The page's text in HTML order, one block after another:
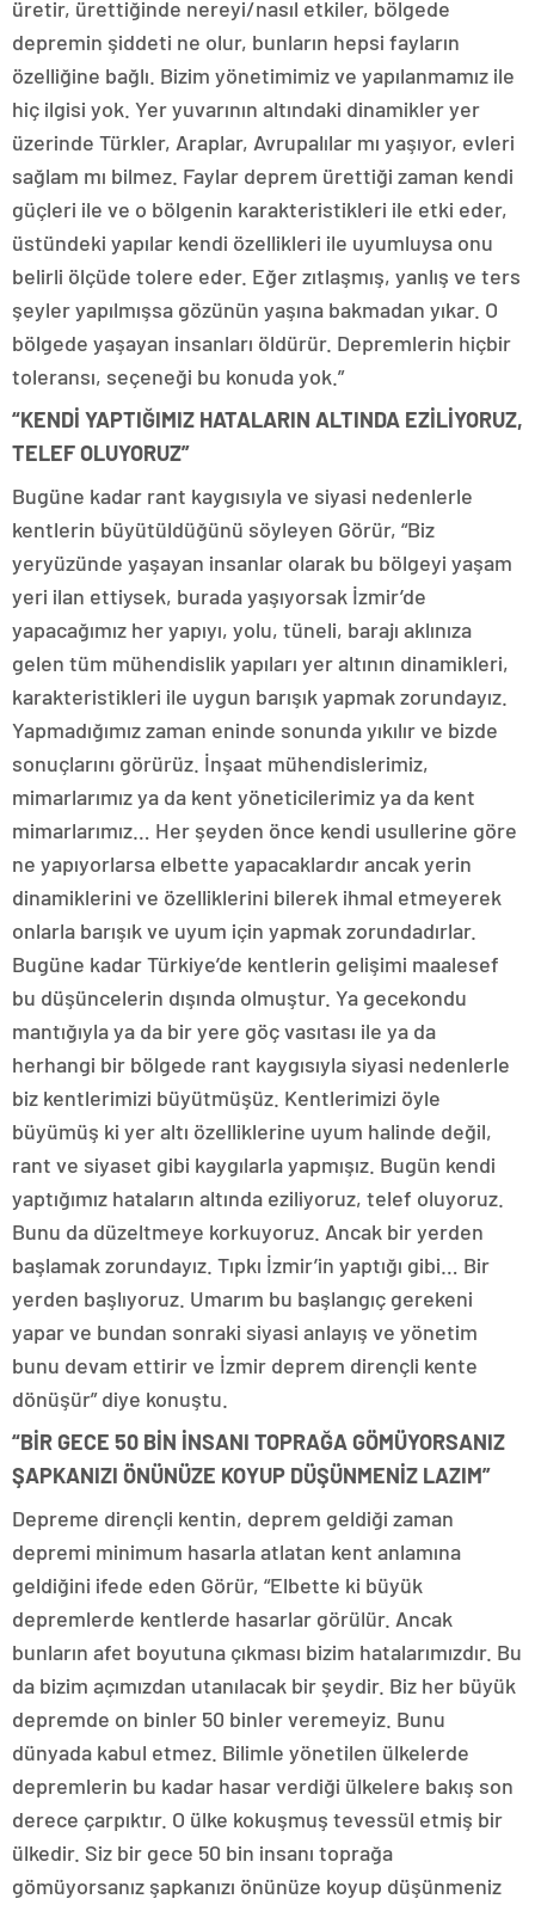
üretir, ürettiğinde nereyi/nasıl etkiler, bölgede
depremin şiddeti ne olur, bunların hepsi fayların
özelliğine bağlı. Bizim yönetimimiz ve yapılanmamız ile
hiç ilgisi yok. Yer yuvarının altındaki dinamikler yer
üzerinde Türkler, Araplar, Avrupalılar mı yaşıyor, evleri
sağlam mı bilmez. Faylar deprem ürettiği zaman kendi
güçleri ile ve o bölgenin karakteristikleri ile etki eder,
üstündeki yapılar kendi özellikleri ile uyumluysa onu
belirli ölçüde tolere eder. Eğer zıtlaşmış, yanlış ve ters
şeyler yapılmışsa gözünün yaşına bakmadan yıkar. O
bölgede yaşayan insanları öldürür. Depremlerin hiçbir
toleransı, seçeneği bu konuda yok.”
“KENDİ YAPTIĞIMIZ HATALARIN ALTINDA EZİLİYORUZ,
TELEF OLUYORUZ”
Bugüne kadar rant kaygısıyla ve siyasi nedenlerle
kentlerin büyütüldüğünü söyleyen Görür, “Biz
yeryüzünde yaşayan insanlar olarak bu bölgeyi yaşam
yeri ilan ettiysek, burada yaşıyorsak İzmir’de
yapacağımız her yapıyı, yolu, tüneli, barajı aklınıza
gelen tüm mühendislik yapıları yer altının dinamikleri,
karakteristikleri ile uygun barışık yapmak zorundayız.
Yapmadığımız zaman eninde sonunda yıkılır ve bizde
sonuçlarını görürüz. İnşaat mühendislerimiz,
mimarlarımız ya da kent yöneticilerimiz ya da kent
mimarlarımız… Her şeyden önce kendi usullerine göre
ne yapıyorlarsa elbette yapacaklardır ancak yerin
dinamiklerini ve özelliklerini bilerek ihmal etmeyerek
onlarla barışık ve uyum için yapmak zorundadırlar.
Bugüne kadar Türkiye’de kentlerin gelişimi maalesef
bu düşüncelerin dışında olmuştur. Ya gecekondu
mantığıyla ya da bir yere göç vasıtası ile ya da
herhangi bir bölgede rant kaygısıyla siyasi nedenlerle
biz kentlerimizi büyütmüşüz. Kentlerimizi öyle
büyümüş ki yer altı özelliklerine uyum halinde değil,
rant ve siyaset gibi kaygılarla yapmışız. Bugün kendi
yaptığımız hataların altında eziliyoruz, telef oluyoruz.
Bunu da düzeltmeye korkuyoruz. Ancak bir yerden
başlamak zorundayız. Tıpkı İzmir’in yaptığı gibi… Bir
yerden başlıyoruz. Umarım bu başlangıç gerekeni
yapar ve bundan sonraki siyasi anlayış ve yönetim
bunu devam ettirir ve İzmir deprem dirençli kente
dönüşür” diye konuştu.
“BİR GECE 50 BİN İNSANI TOPRAĞA GÖMÜYORSANIZ
ŞAPKANIZI ÖNÜNÜZE KOYUP DÜŞÜNMENİZ LAZIM”
Depreme dirençli kentin, deprem geldiği zaman
depremi minimum hasarla atlatan kent anlamına
geldiğini ifede eden Görür, “Elbette ki büyük
depremlerde kentlerde hasarlar görülür. Ancak
bunların afet boyutuna çıkması bizim hatalarımızdır. Bu
da bizim açımızdan utanılacak bir şeydir. Biz her büyük
depremde on binler 50 binler veremeyiz. Bunu
dünyada kabul etmez. Bilimle yönetilen ülkelerde
depremlerin bu kadar hasar verdiği ülkelere bakış son
derece çarpıktır. O ülke kokuşmuş tevessül etmiş bir
ülkedir. Siz bir gece 50 bin insanı toprağa
gömüyorsanız şapkanızı önünüze koyup düşünmeniz